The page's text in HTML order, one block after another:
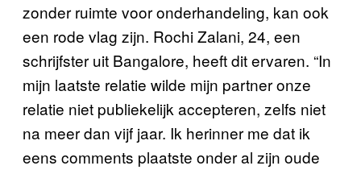
zonder ruimte voor onderhandeling, kan ook
een rode vlag zijn. Rochi Zalani, 24, een
schrijfster uit Bangalore, heeft dit ervaren. “In
mijn laatste relatie wilde mijn partner onze
relatie niet publiekelijk accepteren, zelfs niet
na meer dan vijf jaar. Ik herinner me dat ik
eens comments plaatste onder al zijn oude